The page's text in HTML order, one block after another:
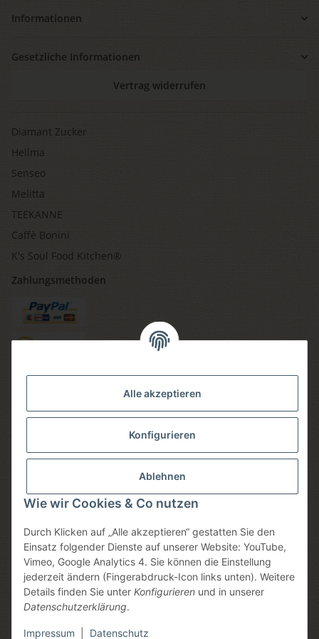
Alle akzeptieren
Konfigurieren
Ablehnen
Wie wir Cookies & Co nutzen
Durch Klicken auf „Alle akzeptieren“ gestatten Sie den
Einsatz folgender Dienste auf unserer Website: YouTube,
Vimeo, Google Analytics 4. Sie können die Einstellung
jederzeit ändern (Fingerabdruck-Icon links unten). Weitere
Details finden Sie unter Konfigurieren und in unserer
Datenschutzerklärung.
Impressum Datenschutz
Informationen
Gesetzliche Informationen
Vertrag widerrufen
Diamant Zucker
Hellma
Senseo
Melitta
TEEKANNE
Caffè Bonini
K's Soul Food Kitchen®
Zahlungsmethoden
Versandmethoden
Sicheres einkaufen
* Alle Preise inkl. gesetzlicher USt., zzgl.